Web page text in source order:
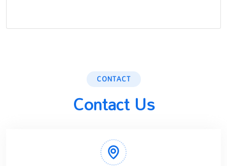
CONTACT
Contact Us